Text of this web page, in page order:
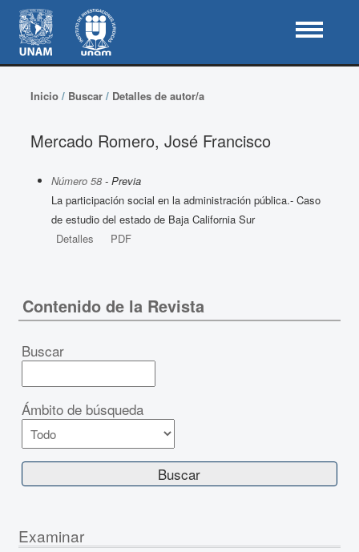
Inicio/ Buscar/ Detalles de autor/a
Mercado Romero, José Francisco
Número 58- Previa
La participación social en la administración pública.- Caso
de estudio del estado de Baja California Sur
Detalles
PDF
Contenido de la Revista
Buscar
Ámbito de búsqueda
Examinar